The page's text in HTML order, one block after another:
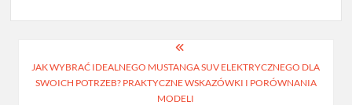
wpisu
JAK WYBRAĆ IDEALNEGO MUSTANGA SUV ELEKTRYCZNEGO DLA
SWOICH POTRZEB? PRAKTYCZNE WSKAZÓWKI I PORÓWNANIA
MODELI